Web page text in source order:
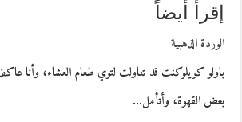
إقرأ أيضاً
الوردة الذهبية
باولو كويلوكنت قد تناولت لتوي طعام العشاء، وأنا
بعض القهوة، وأتأمل…